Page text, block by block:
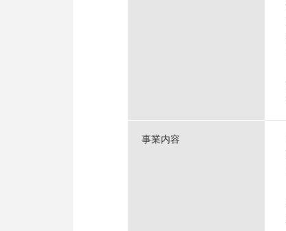
事業内容